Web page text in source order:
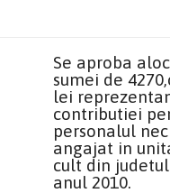
Se aproba
sumei de
lei
contributiei
personalul
angajat in
cult din judetul
anul 2010.